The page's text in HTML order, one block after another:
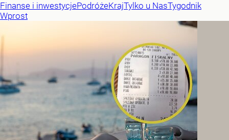
Finanse i inwestycjePodróżeKrajTylko u NasTygodnik
Wprost